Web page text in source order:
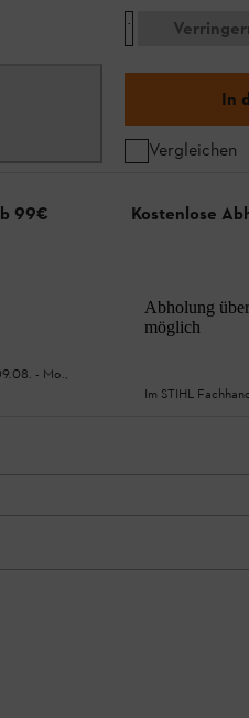
In
Vergleichen
99€
- Mo.,
Kostenlose
Abholung
möglich
Im STIHL